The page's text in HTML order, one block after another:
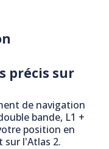
précis sur
de navigation
bande, L1 +
position en
l'Atlas 2.